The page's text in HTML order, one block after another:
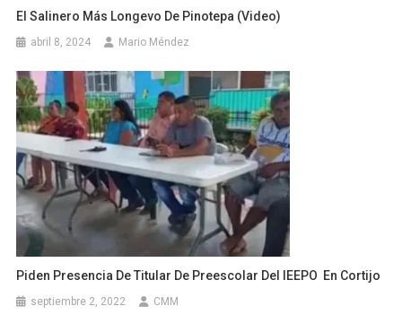
El Salinero Más Longevo De Pinotepa (video)
abril 8, 2024 Mario Méndez
Piden Presencia De Titular De Preescolar Del IEEPO En Cortijo
septiembre 2, 2022 CMM